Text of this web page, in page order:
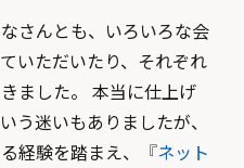
さんとも、いろいろな会
いただいたり、それぞれ
ました。 本当に仕上げ
う迷いもありましたが、
経験を踏まえ、
『ネット